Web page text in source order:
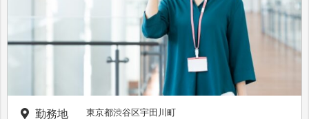
勤務地 東京都渋谷区宇田川町